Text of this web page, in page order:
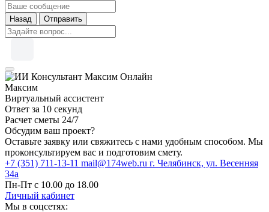
Назад Отправить
Онлайн
Максим
Виртуальный ассистент
Ответ за 10 секунд
Расчет сметы 24/7
Обсудим ваш проект?
Оставьте заявку или свяжитесь с нами удобным способом. Мы
проконсультируем вас и подготовим смету.
+7 (351) 711-13-11 mail@174web.ru г. Челябинск, ул. Весенняя
34а
Пн-Пт с 10.00 до 18.00
Личный кабинет
Мы в соцсетях: